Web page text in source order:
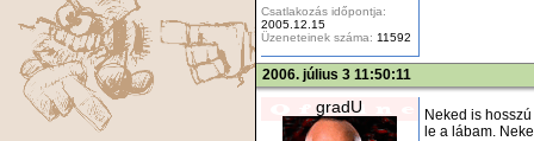
Csatlakozás időpontja:
2005.12.15
Üzeneteinek száma: 11592
2006. július 3 11:50:11
gradU
Neked is
le a lábam.